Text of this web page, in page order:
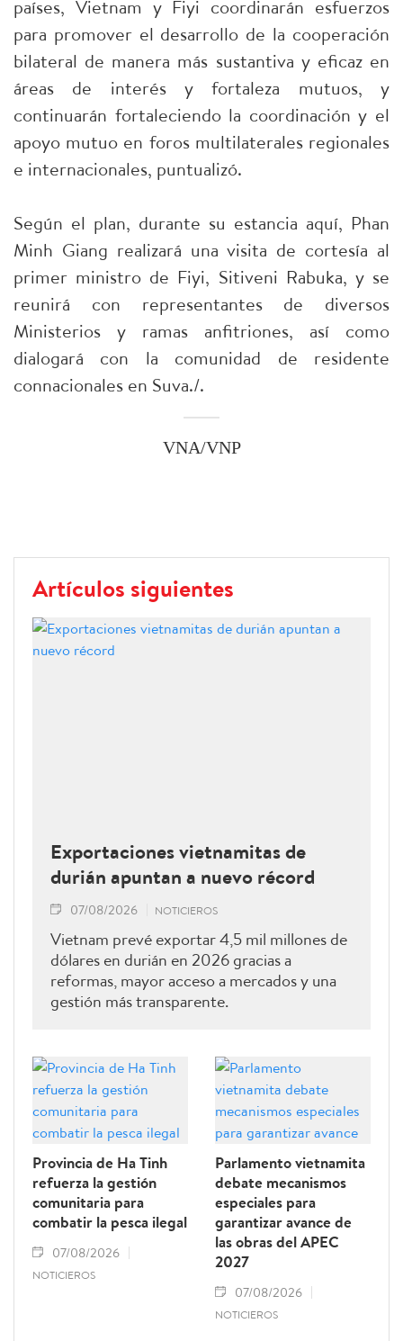
países, Vietnam y Fiyi coordinarán esfuerzos
para promover el desarrollo de la cooperación
bilateral de manera más sustantiva y eficaz en
áreas de interés y fortaleza mutuos, y
continuarán fortaleciendo la coordinación y el
apoyo mutuo en foros multilaterales regionales
e internacionales, puntualizó.
Según el plan, durante su estancia aquí, Phan
Minh Giang realizará una visita de cortesía al
primer ministro de Fiyi, Sitiveni Rabuka, y se
reunirá con representantes de diversos
Ministerios y ramas anfitriones, así como
dialogará con la comunidad de residente
connacionales en Suva./.
VNA/VNP
Artículos siguientes
Exportaciones vietnamitas de
durián apuntan a nuevo récord
07/08/2026 NOTICIEROS
Vietnam prevé exportar 4,5 mil millones de
dólares en durián en 2026 gracias a
reformas, mayor acceso a mercados y una
gestión más transparente.
Provincia de Ha Tinh
refuerza la gestión
comunitaria para
combatir la pesca ilegal
07/08/2026
NOTICIEROS
Parlamento vietnamita
debate mecanismos
especiales para
garantizar avance de
las obras del APEC
2027
07/08/2026
NOTICIEROS